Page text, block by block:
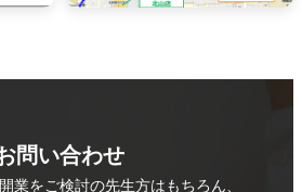
問い合わせ
業をご検討の先生方はもちろん、